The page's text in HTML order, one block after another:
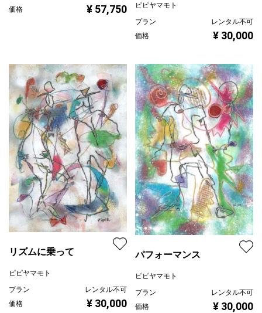
価格
¥ 57,750
ピピヤマモト
プラン
レンタル不可
価格
¥ 30,000
リズムに乗って
ピピヤマモト
プラン
レンタル不可
価格
¥ 30,000
パフォーマンス
ピピヤマモト
プラン
レンタル不可
価格
¥ 30,000